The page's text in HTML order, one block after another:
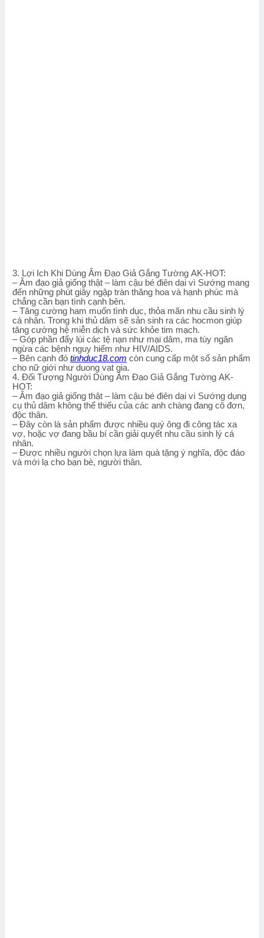
3. Lợi Ich Khi Dùng Âm Đạo Giả Gắng Tường AK-HOT:
– Âm đạo giả giống thật – làm cậu bé điên dại vì Sướng mang
đến những phút giây ngập tràn thăng hoa và hạnh phúc mà
chẳng cần bạn tình cạnh bên.
– Tăng cường ham muốn tình dục, thỏa mãn nhu cầu sinh lý
cá nhân. Trong khi thủ dâm sẽ sản sinh ra các hocmon giúp
tăng cường hệ miễn dịch và sức khỏe tim mạch.
– Góp phần đẩy lùi các tệ nạn như mại dâm, ma tùy ngăn
ngừa các bệnh nguy hiểm như HIV/AIDS.
– Bên cạnh đó tinhduc18.com còn cung cấp một số sản phẩm
cho nữ giới như duong vat gia.
4. Đối Tượng Người Dùng Âm Đạo Giả Gắng Tường AK-
HOT:
– Âm đạo giả giống thật – làm cậu bé điên dại vì Sướng dụng
cụ thủ dâm không thể thiếu của các anh chàng đang cô đơn,
độc thân.
– Đây còn là sản phẩm được nhiều quý ông đi công tác xa
vợ, hoặc vợ đang bầu bí cần giải quyết nhu cầu sinh lý cá
nhân.
– Được nhiều người chọn lựa làm quà tặng ý nghĩa, độc đáo
và mới lạ cho bạn bè, người thân.